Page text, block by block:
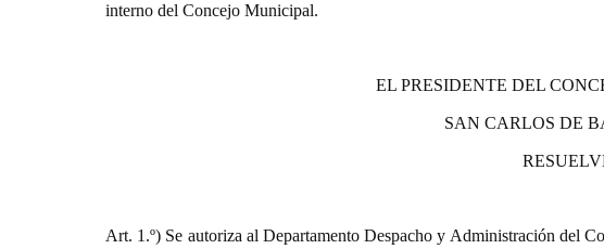
interno del Concejo Municipal.
EL PRESIDENTE DEL
SAN CARLOS DE
Art. 1.º) Se autoriza al Departamento Despacho y Administración del